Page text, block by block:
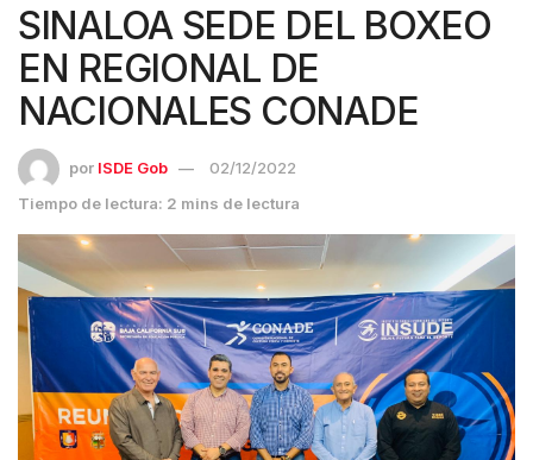
SINALOA SEDE DEL BOXEO
EN REGIONAL DE
NACIONALES CONADE
por ISDE Gob
02/12/2022
Tiempo de lectura: 2 mins de lectura